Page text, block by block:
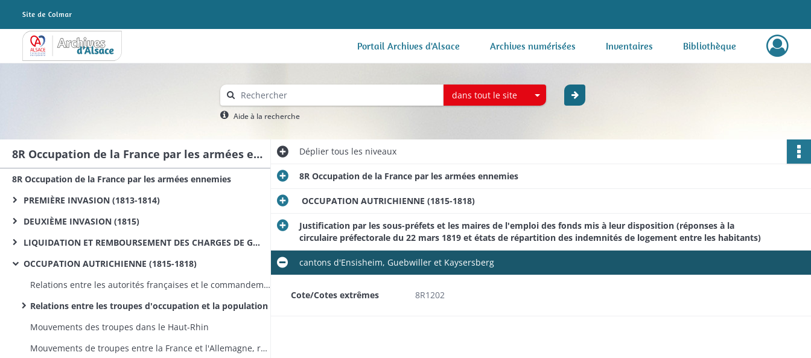
Archives Alsace - Colmar Portail Archives d'Alsace Archives numérisées Inventaires Bibliothèque
dans tout le site
Aide à la recherche
8R Occupation de la France par les armées ennemies
8R Occupation de la France par les armées ennemies
PREMIÈRE INVASION (1813-1814)
DEUXIÈME INVASION (1815)
LIQUIDATION ET REMBOURSEMENT DES CHARGES DE GUERRE DE 1813, 1814 ET 1815
OCCUPATION AUTRICHIENNE (1815-1818)
Relations entre les autorités françaises et le commandement des troupes autrichiennes
Relations entre les troupes d'occupation et la population
Mouvements des troupes dans le Haut-Rhin
Mouvements de troupes entre la France et l'Allemagne, réquisitions de bacs et bateaux, paiement des frais de passage du Rhin
Dépliertous les niveaux
8R Occupation de la France par les armées ennemies
OCCUPATION AUTRICHIENNE (1815-1818)
Justification par les sous-préfets et les maires de l'emploi des fonds mis à leur disposition (réponses à la
circulaire préfectorale du 22 mars 1819 et états de répartition des indemnités de logement entre les habitants)
cantons d'Ensisheim, Guebwiller et Kaysersberg
Cote/Cotes extrêmes 8R1202